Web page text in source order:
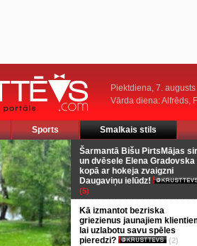
Piektdiena, 7. augusts
Vārda diena: Alfrēds,
Sports Smalkais stils
Šarmantā Bišu PirtsMājas
un dvēsele Elena Gradovska
kopā ar hokeja zvaigzni
Daugaviņu ielūdz!
(5)
Kā izmantot bezriska
griezienus jaunajiem
lai uzlabotu savu spēles
pieredzi?
(2)